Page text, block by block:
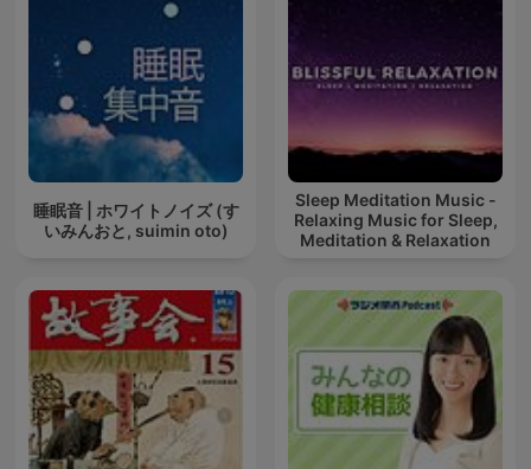
睡眠音 | ホワイトノイズ (す
いみんおと, suimin oto)
Sleep Meditation Music -
Relaxing Music for Sleep,
Meditation & Relaxation